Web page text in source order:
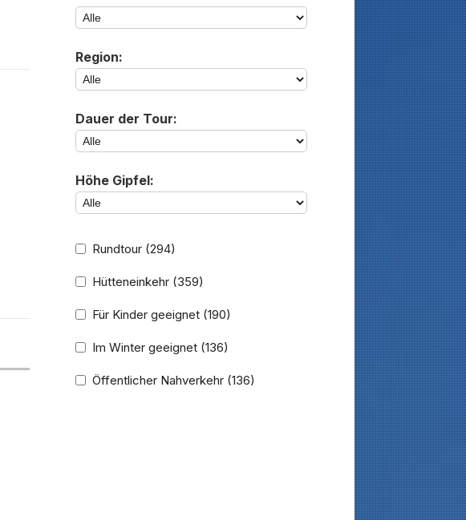
Region:
Dauer der Tour:
Höhe Gipfel:
Rundtour (294)
Hütteneinkehr (359)
Für Kinder geeignet (190)
Im Winter geeignet (136)
Öffentlicher Nahverkehr (136)